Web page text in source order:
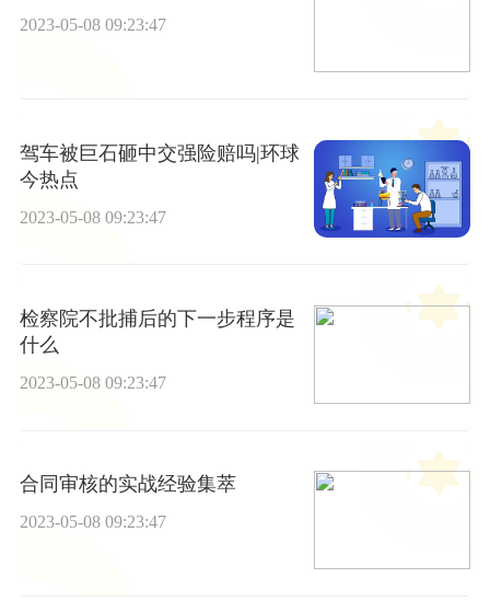
2023-05-08 09:23:47
驾车被巨石砸中交强险赔吗|环球
今热点
2023-05-08 09:23:47
检察院不批捕后的下一步程序是
什么
2023-05-08 09:23:47
合同审核的实战经验集萃
2023-05-08 09:23:47